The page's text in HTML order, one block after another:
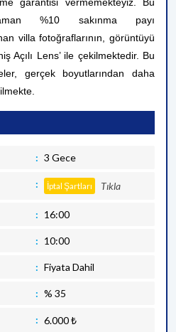
%10 sakınma payı
villa fotoğraflarının, görüntüyü
Açılı Lens’ ile çekilmektedir. Bu
gerçek boyutlarından daha
3 Gece
İptal Şartları Tıkla
16:00
10:00
Fiyata Dahil
% 35
6.000 ₺